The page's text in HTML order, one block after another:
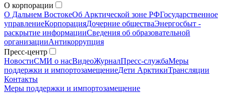
О корпорации
О Дальнем ВостокеОб Арктической зоне РФГосударственное
управлениеКорпорацияДочерние обществаЭнергосбыт -
раскрытие информацииСведения об образовательной
организацииАнтикоррупция
Пресс-центр
НовостиСМИ о насВидеоЖурналПресс-службаМеры
поддержки и импортозамещениеДети АрктикиТрансляции
Контакты
Меры поддержки и импортозамещение